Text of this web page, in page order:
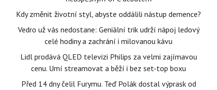
Kdy změnit životní styl, abyste oddálili nástup demence?
Vedro už vás nedostane: Geniální trik udrží nápoj ledový
celé hodiny a zachrání i milovanou kávu
Lidl prodává QLED televizi Philips za velmi zajímavou
cenu. Umí streamovat a běží i bez set-top boxu
Před 14 dny čelil Furymu. Teď Polák dostal výprask od